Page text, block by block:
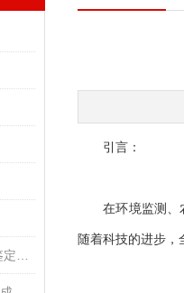
引言：
在环境监测、农
随着科技的进步